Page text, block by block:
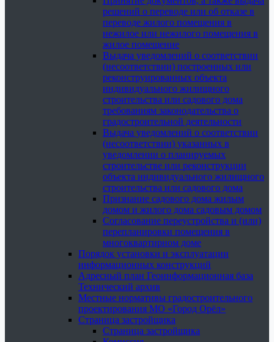
решений о переводе или об отказе в
переводе жилого помещения в
нежилое или нежилого помещения в
жилое помещение
Выдача уведомлений о соответствии
(несоответствии) построенных или
реконструированных объекта
индивидуального жилищного
строительства или садового дома
требованиям законодательства о
градостроительной деятельности
Выдача уведомлений о соответствии
(несоответствии) указанных в
уведомлении о планируемых
строительстве или реконструкции
объекта индивидуального жилищного
строительства или садового дома
Признание садового дома жилым
домом и жилого дома садовым домом
Согласование переустройства и (или)
перепланировки помещения в
многоквартирном доме
Порядок установки и эксплуатации
информационных конструкций
Адресный план Геоинформационная база
Технический архив
Местные нормативы градостроительного
проектирования МО «Город Орёл»
Страница застройщика
Страница застройщика